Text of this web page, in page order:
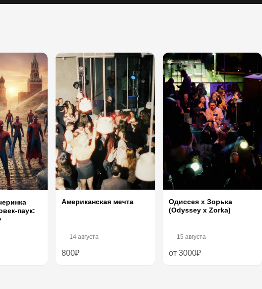
паук:
Американская мечта
14 августа
800₽
Одиссея х Зорька
(Odyssey x Zorka)
15 августа
от 3000₽